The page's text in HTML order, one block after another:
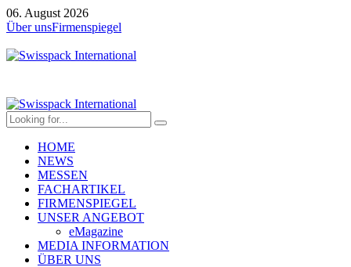
06. August 2026
Über unsFirmenspiegel
HOME
NEWS
MESSEN
FACHARTIKEL
FIRMENSPIEGEL
UNSER ANGEBOT
eMagazine
MEDIA INFORMATION
ÜBER UNS